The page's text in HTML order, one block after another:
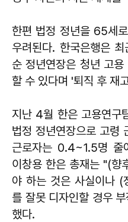
한편 법정 정년을 65세
우려된다. 한국은행은
순 정년연장은 청년 고
할 수 있다며 '퇴직 후 재
지난 4월 한은 고용연구
법정 정년연장으로 고령
근로자는 0.4~1.5명 줄
이창용 한은 총재는 "(향
야 하는 것은 사실이나 (
를 잘못 디자인할 경우
했다.